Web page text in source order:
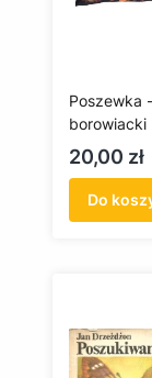
Poszewka
borowiacki
Cena
20,00 zł
Do